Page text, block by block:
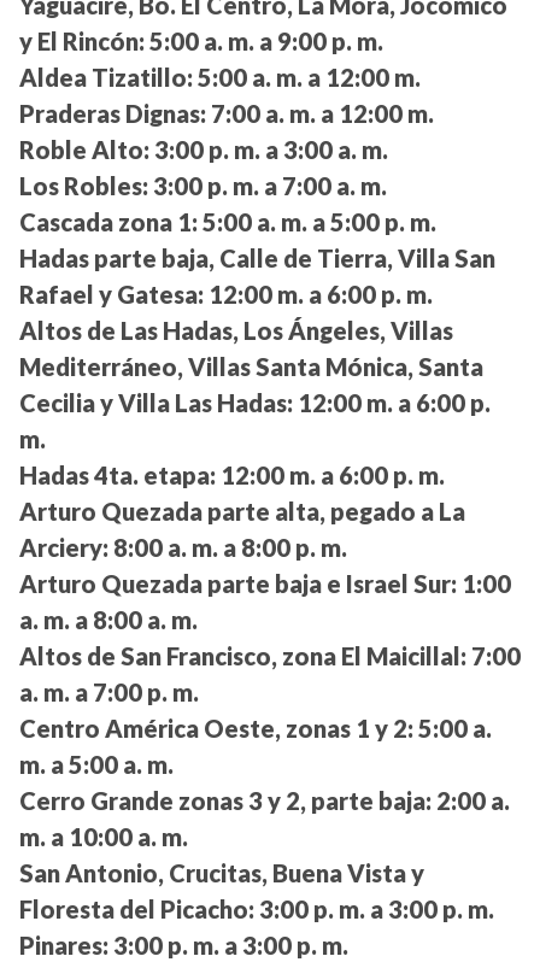
y El Rincón: 5:00 a. m. a 9:00 p. m.
Aldea Tizatillo: 5:00 a. m. a 12:00 m.
Praderas Dignas: 7:00 a. m. a 12:00 m.
Roble Alto: 3:00 p. m. a 3:00 a. m.
Los Robles: 3:00 p. m. a 7:00 a. m.
Cascada zona 1: 5:00 a. m. a 5:00 p. m.
Hadas parte baja, Calle de Tierra, Villa San
Rafael y Gatesa: 12:00 m. a 6:00 p. m.
Altos de Las Hadas, Los Ángeles, Villas
Mediterráneo, Villas Santa Mónica, Santa
Cecilia y Villa Las Hadas: 12:00 m. a 6:00 p.
m.
Hadas 4ta. etapa: 12:00 m. a 6:00 p. m.
Arturo Quezada parte alta, pegado a La
Arciery: 8:00 a. m. a 8:00 p. m.
Arturo Quezada parte baja e Israel Sur: 1:00
a. m. a 8:00 a. m.
Altos de San Francisco, zona El Maicillal: 7:00
a. m. a 7:00 p. m.
Centro América Oeste, zonas 1 y 2: 5:00 a.
m. a 5:00 a. m.
Cerro Grande zonas 3 y 2, parte baja: 2:00 a.
m. a 10:00 a. m.
San Antonio, Crucitas, Buena Vista y
Floresta del Picacho: 3:00 p. m. a 3:00 p. m.
Pinares: 3:00 p. m. a 3:00 p. m.